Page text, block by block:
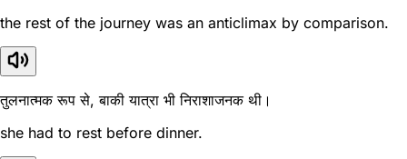
the rest of the journey was an anticlimax by comparison.
तुलनात्मक रूप से, बाकी यात्रा भी निराशाजनक थी।
she had to rest before dinner.